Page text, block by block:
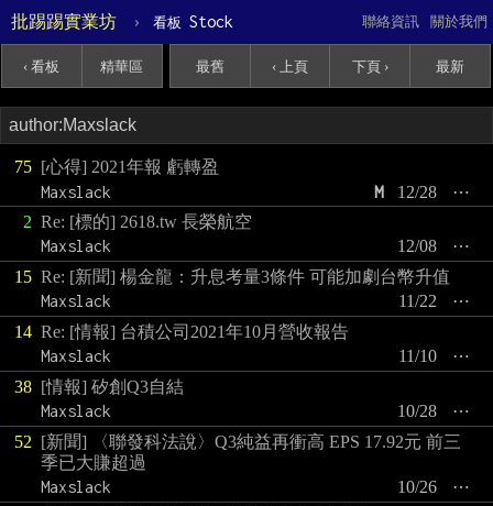
批踢踢實業坊 › 看板 Stock 關於我們
聯絡資訊
‹ 看板 精華區 最舊 ‹ 上頁 下頁 › 最新
75 [心得] 2021年報 虧轉盈
Maxslack
⋯
12/28
M
2 Re: [標的] 2618.tw 長榮航空
Maxslack
⋯
12/08
15 Re: [新聞] 楊金龍：升息考量3條件 可能加劇台幣升值
Maxslack
⋯
11/22
14 Re: [情報] 台積公司2021年10月營收報告
Maxslack
⋯
11/10
38 [情報] 矽創Q3自結
Maxslack
⋯
10/28
52 [新聞] 〈聯發科法說〉Q3純益再衝高 EPS 17.92元 前三
季已大賺超過
Maxslack
⋯
10/26